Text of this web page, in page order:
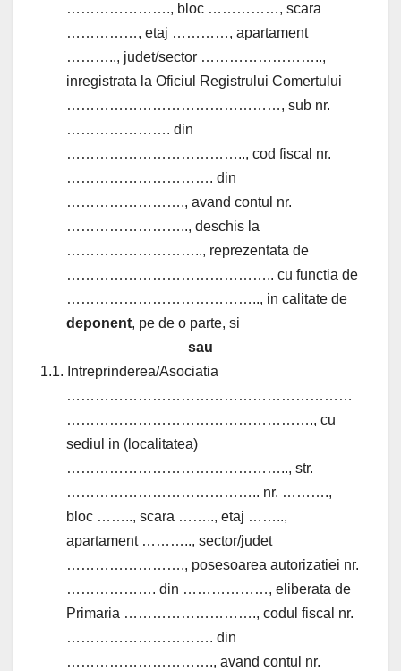
…………………., bloc ……………, scara
……………, etaj …………, apartament
……….., judet/sector ……………………..,
inregistrata la Oficiul Registrului Comertului
………………………………………, sub nr.
…………………. din
……………………………….., cod fiscal nr.
…………………………. din
……………………., avand contul nr.
…………………….., deschis la
……………………….., reprezentata de
…………………………………….. cu functia de
………………………………….., in calitate de
deponent, pe de o parte, si
sau
1.1. Intreprinderea/Asociatia
……………………………………………………
……………………………………………., cu
sediul in (localitatea)
……………………………………….., str.
………………………………….. nr. ……….,
bloc …….., scara …….., etaj ……..,
apartament ……….., sector/judet
……………………., posesoarea autorizatiei nr.
………………. din ………………, eliberata de
Primaria ………………………., codul fiscal nr.
…………………………. din
…………………………., avand contul nr.